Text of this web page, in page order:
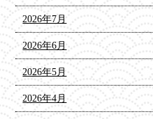
2026年7月
2026年6月
2026年5月
2026年4月